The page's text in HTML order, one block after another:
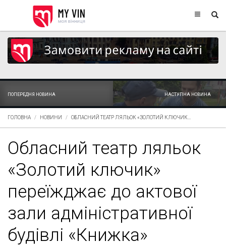
ПОПЕРЕДНЯ НОВИНА НАСТУПНА НОВИНА
ГОЛОВНА НОВИНИ ОБЛАСНИЙ ТЕАТР ЛЯЛЬОК «ЗОЛОТИЙ КЛЮЧИК...
Обласний театр ляльок
«Золотий ключик»
переїжджає до актової
зали адміністративної
будівлі «Книжка»